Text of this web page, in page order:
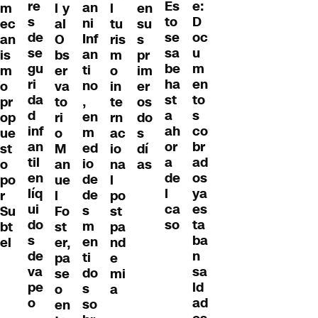
m
ec
an
is
m
o
pr
op
ue
st
o
po
r
Su
bt
el
re
s
de
se
gu
ri
da
d
inf
an
til
en
líq
ui
do
s
de
va
pe
o
l y
al
O
bs
er
va
to
ri
o
M
an
ue
l
Fo
st
er,
pa
se
o
en
an
ni
Inf
an
ti
no
,
en
m
ed
io
de
de
s
m
en
ti
do
s
so
l
tu
ris
m
o
in
te
rn
ac
io
na
l
po
st
pa
nd
e
mi
a
en
su
s
pr
im
er
os
do
s
dí
as
Es
to
se
sa
be
ha
st
a
ah
or
a
de
l
ca
so
e:
D
oc
u
m
en
to
s
co
br
ad
os
ya
es
ta
ba
n
sa
ld
ad